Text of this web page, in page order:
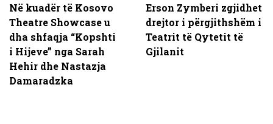
Në kuadër të Kosovo
Theatre Showcase u
dha shfaqja “Kopshti
i Hijeve” nga Sarah
Hehir dhe Nastazja
Damaradzka
Erson Zymberi zgjidhet
drejtor i përgjithshëm i
Teatrit të Qytetit të
Gjilanit